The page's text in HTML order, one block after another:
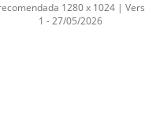
1280 x 1024 |
1 - 27/05/2026